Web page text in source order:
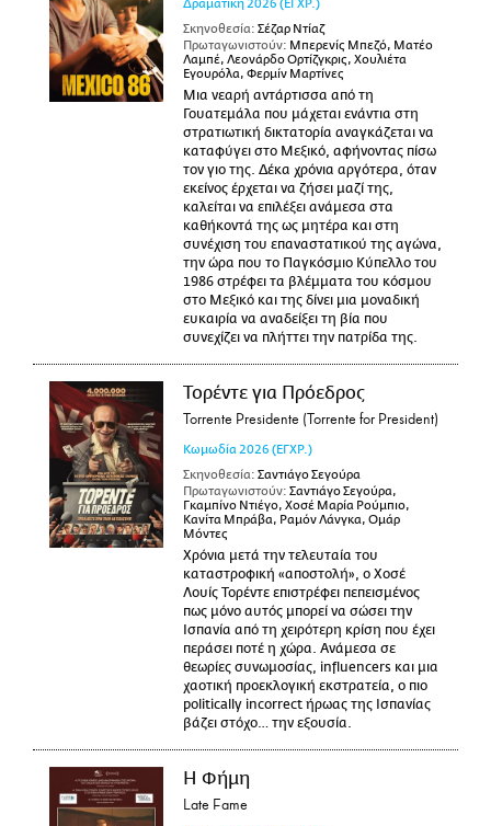
Δραματική 2026 (ΕΓΧΡ.)
Σκηνοθεσία: Σέζαρ Ντίαζ
Πρωταγωνιστούν: Μπερενίς Μπεζό, Ματέο
Λαμπέ, Λεονάρδο Ορτίζγκρις, Χουλιέτα
Εγουρόλα, Φερμίν Μαρτίνες
Μια νεαρή αντάρτισσα από τη
Γουατεμάλα που μάχεται ενάντια στη
στρατιωτική δικτατορία αναγκάζεται να
καταφύγει στο Μεξικό, αφήνοντας πίσω
τον γιο της. Δέκα χρόνια αργότερα, όταν
εκείνος έρχεται να ζήσει μαζί της,
καλείται να επιλέξει ανάμεσα στα
καθήκοντά της ως μητέρα και στη
συνέχιση του επαναστατικού της αγώνα,
την ώρα που το Παγκόσμιο Κύπελλο του
1986 στρέφει τα βλέμματα του κόσμου
στο Μεξικό και της δίνει μια μοναδική
ευκαιρία να αναδείξει τη βία που
συνεχίζει να πλήττει την πατρίδα της.
Τορέντε για Πρόεδρος
Torrente Presidente (Torrente for President)
Κωμωδία 2026 (ΕΓΧΡ.)
Σκηνοθεσία: Σαντιάγο Σεγούρα
Πρωταγωνιστούν: Σαντιάγο Σεγούρα,
Γκαμπίνο Ντιέγο, Χοσέ Μαρία Ρούμπιο,
Κανίτα Μπράβα, Ραμόν Λάνγκα, Ομάρ
Μόντες
Χρόνια μετά την τελευταία του
καταστροφική «αποστολή», ο Χοσέ
Λουίς Τορέντε επιστρέφει πεπεισμένος
πως μόνο αυτός μπορεί να σώσει την
Ισπανία από τη χειρότερη κρίση που έχει
περάσει ποτέ η χώρα. Ανάμεσα σε
θεωρίες συνωμοσίας, influencers και μια
χαοτική προεκλογική εκστρατεία, ο πιο
politically incorrect ήρωας της Ισπανίας
βάζει στόχο… την εξουσία.
Η Φήμη
Late Fame